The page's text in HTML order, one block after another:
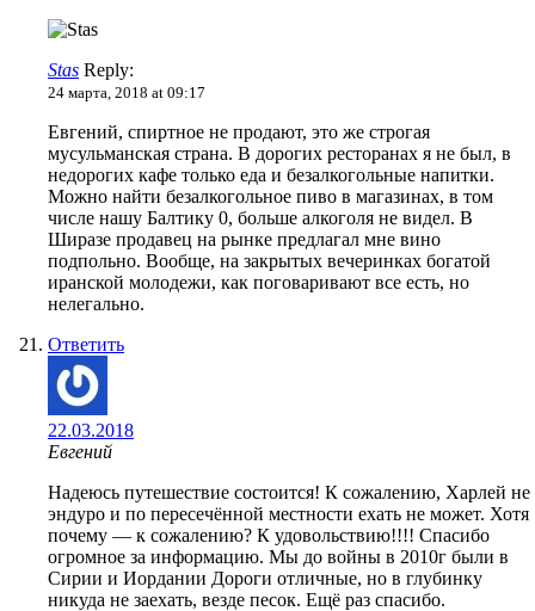
Stas Reply:
24 марта, 2018 at 09:17
Евгений, спиртное не продают, это же строгая
мусульманская страна. В дорогих ресторанах я не был, в
недорогих кафе только еда и безалкогольные напитки.
Можно найти безалкогольное пиво в магазинах, в том
числе нашу Балтику 0, больше алкоголя не видел. В
Ширазе продавец на рынке предлагал мне вино
подпольно. Вообще, на закрытых вечеринках богатой
иранской молодежи, как поговаривают все есть, но
нелегально.
Ответить
22.03.2018
Евгений
Надеюсь путешествие состоится! К сожалению, Харлей не
эндуро и по пересечённой местности ехать не может. Хотя
почему — к сожалению? К удовольствию!!!! Спасибо
огромное за информацию. Мы до войны в 2010г были в
Сирии и Иордании Дороги отличные, но в глубинку
никуда не заехать, везде песок. Ещё раз спасибо.